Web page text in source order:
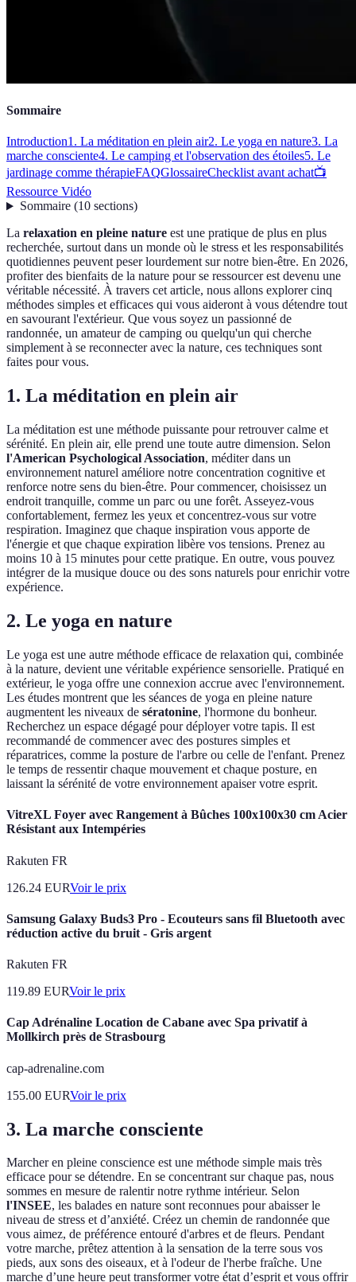
Sommaire
Introduction1. La méditation en plein air2. Le yoga en nature3. La
marche consciente4. Le camping et l'observation des étoiles5. Le
jardinage comme thérapieFAQGlossaireChecklist avant achat📺
Ressource Vidéo
Sommaire(10 sections)
La relaxation en pleine nature est une pratique de plus en plus
recherchée, surtout dans un monde où le stress et les responsabilités
quotidiennes peuvent peser lourdement sur notre bien-être. En 2026,
profiter des bienfaits de la nature pour se ressourcer est devenu une
véritable nécessité. À travers cet article, nous allons explorer cinq
méthodes simples et efficaces qui vous aideront à vous détendre tout
en savourant l'extérieur. Que vous soyez un passionné de
randonnée, un amateur de camping ou quelqu'un qui cherche
simplement à se reconnecter avec la nature, ces techniques sont
faites pour vous.
1. La méditation en plein air
La méditation est une méthode puissante pour retrouver calme et
sérénité. En plein air, elle prend une toute autre dimension. Selon
l'American Psychological Association, méditer dans un
environnement naturel améliore notre concentration cognitive et
renforce notre sens du bien-être. Pour commencer, choisissez un
endroit tranquille, comme un parc ou une forêt. Asseyez-vous
confortablement, fermez les yeux et concentrez-vous sur votre
respiration. Imaginez que chaque inspiration vous apporte de
l'énergie et que chaque expiration libère vos tensions. Prenez au
moins 10 à 15 minutes pour cette pratique. En outre, vous pouvez
intégrer de la musique douce ou des sons naturels pour enrichir votre
expérience.
2. Le yoga en nature
Le yoga est une autre méthode efficace de relaxation qui, combinée
à la nature, devient une véritable expérience sensorielle. Pratiqué en
extérieur, le yoga offre une connexion accrue avec l'environnement.
Les études montrent que les séances de yoga en pleine nature
augmentent les niveaux de sératonine, l'hormone du bonheur.
Recherchez un espace dégagé pour déployer votre tapis. Il est
recommandé de commencer avec des postures simples et
réparatrices, comme la posture de l'arbre ou celle de l'enfant. Prenez
le temps de ressentir chaque mouvement et chaque posture, en
laissant la sérénité de votre environnement apaiser votre esprit.
VitreXL Foyer avec Rangement à Bûches 100x100x30 cm Acier
Résistant aux Intempéries
Rakuten FR
126.24 EURVoir le prix
Samsung Galaxy Buds3 Pro - Ecouteurs sans fil Bluetooth avec
réduction active du bruit - Gris argent
Rakuten FR
119.89 EURVoir le prix
Cap Adrénaline Location de Cabane avec Spa privatif à
Mollkirch près de Strasbourg
cap-adrenaline.com
155.00 EURVoir le prix
3. La marche consciente
Marcher en pleine conscience est une méthode simple mais très
efficace pour se détendre. En se concentrant sur chaque pas, nous
sommes en mesure de ralentir notre rythme intérieur. Selon
l'INSEE, les balades en nature sont reconnues pour abaisser le
niveau de stress et d’anxiété. Créez un chemin de randonnée que
vous aimez, de préférence entouré d'arbres et de fleurs. Pendant
votre marche, prêtez attention à la sensation de la terre sous vos
pieds, aux sons des oiseaux, et à l'odeur de l'herbe fraîche. Une
marche d’une heure peut transformer votre état d’esprit et vous offrir